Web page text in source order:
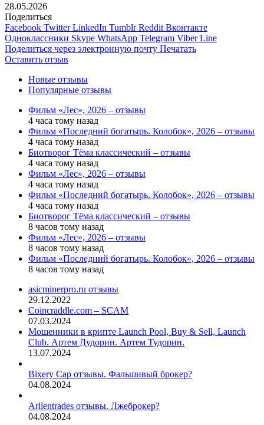
28.05.2026
Поделиться
Facebook Twitter LinkedIn Tumblr Reddit Вконтакте
Одноклассники Skype WhatsApp Telegram Viber Line
Поделиться через электронную почту Печатать
Оставить отзыв
Новые отзывы
Популярные отзывы
Фильм «Лес», 2026 – отзывы
4 часа тому назад
Фильм «Последний богатырь. Колобок», 2026 – отзывы
4 часа тому назад
Биотворог Тёма классический – отзывы
4 часа тому назад
Фильм «Лес», 2026 – отзывы
4 часа тому назад
Фильм «Последний богатырь. Колобок», 2026 – отзывы
4 часа тому назад
Биотворог Тёма классический – отзывы
8 часов тому назад
Фильм «Лес», 2026 – отзывы
8 часов тому назад
Фильм «Последний богатырь. Колобок», 2026 – отзывы
8 часов тому назад
asicminerpro.ru отзывы
29.12.2022
Coincraddle.com – SCAM
07.03.2024
Мошенники в крипте Launch Pool, Buy & Sell, Launch
Club. Артем Дудорин. Артем Тудорин.
13.07.2024
Bixery Cap отзывы. Фальшивый брокер?
04.08.2024
Arllentrades отзывы. Лжеброкер?
04.08.2024